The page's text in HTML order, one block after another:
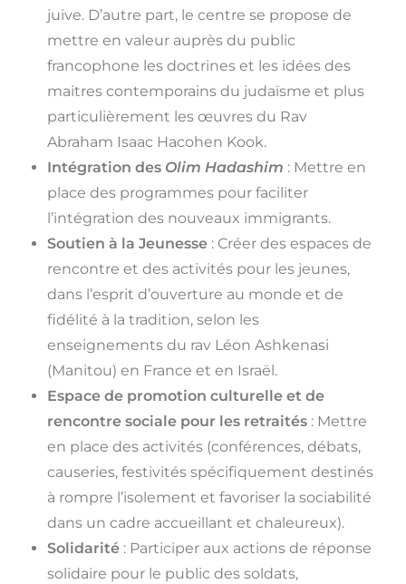
juive. D’autre part, le centre se propose de
mettre en valeur auprès du public
francophone les doctrines et les idées des
maitres contemporains du judaïsme et plus
particulièrement les œuvres du Rav
Abraham Isaac Hacohen Kook.
Intégration des Olim Hadashim : Mettre en
place des programmes pour faciliter
l’intégration des nouveaux immigrants.
Soutien à la Jeunesse : Créer des espaces de
rencontre et des activités pour les jeunes,
dans l’esprit d’ouverture au monde et de
fidélité à la tradition, selon les
enseignements du rav Léon Ashkenasi
(Manitou) en France et en Israël.
Espace de promotion culturelle et de
rencontre sociale pour les retraités : Mettre
en place des activités (conférences, débats,
causeries, festivités spécifiquement destinés
à rompre l’isolement et favoriser la sociabilité
dans un cadre accueillant et chaleureux).
Solidarité : Participer aux actions de réponse
solidaire pour le public des soldats,